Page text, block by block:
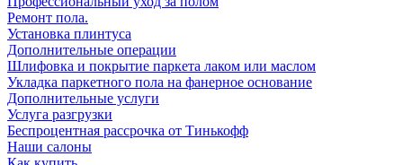
Ремонт пола.
Установка плинтуса
Дополнительные операции
Шлифовка и покрытие паркета лаком или маслом
Укладка паркетного пола на фанерное основание
Дополнительные услуги
Услуга разгрузки
Беспроцентная рассрочка от Тинькофф
Наши салоны